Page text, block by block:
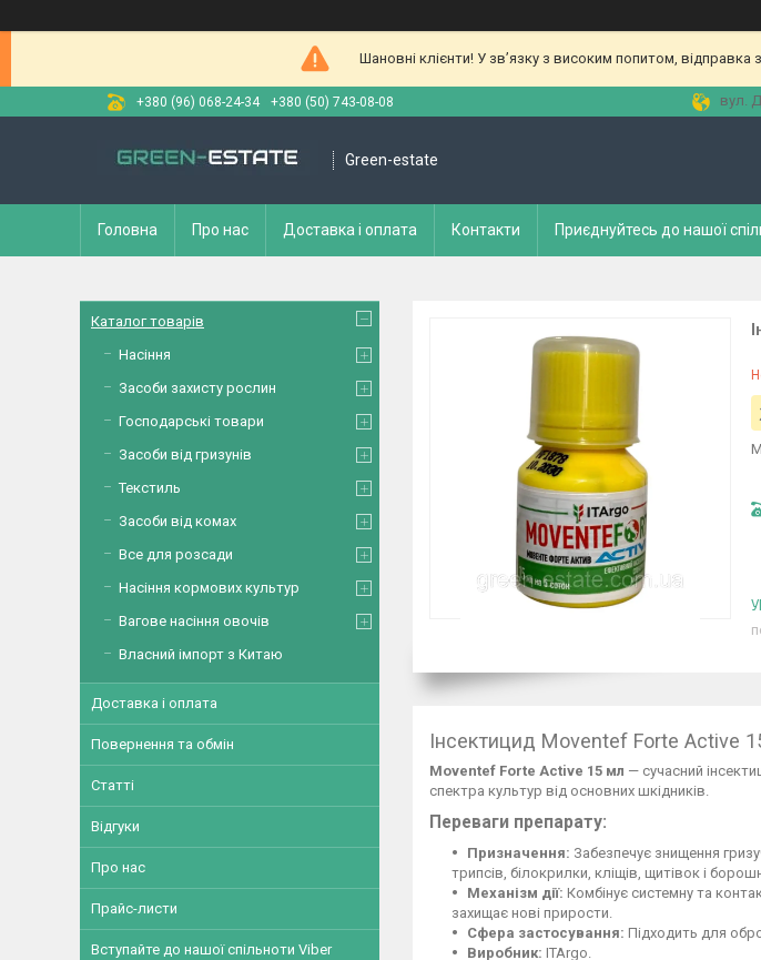
Шановні клієнти! У зв’язку з високим попитом,
+380 (96) 068-24-34 +380 (50) 743-08-08 вул.
Green-estate
Головна Про нас Доставка і оплата Контакти Приєднуйтесь до нашої
Інсектицид Moventef Forte Active
Moventef Forte Active 15 мл — сучасний
спектра культур від основних шкідників.
Переваги препарату:
Призначення: Забезпечує знищення
трипсів, білокрилки, кліщів, щитівок і
Механізм дії: Комбінує системну та
захищає нові прирости.
Сфера застосування: Підходить для
Виробник: ITArgo.
Каталог товарів
Насіння
Засоби захисту рослин
Господарські товари
Засоби від гризунів
Текстиль
Засоби від комах
Все для розсади
Насіння кормових культур
Вагове насіння овочів
Власний імпорт з Китаю
Доставка і оплата
Повернення та обмін
Статті
Відгуки
Про нас
Прайс-листи
Вступайте до нашої спільноти Viber